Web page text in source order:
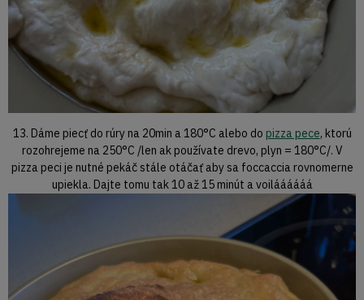
13. Dáme piecť do rúry na 20min a 180°C alebo do pizza pece, ktorú
rozohrejeme na 250°C /len ak používate drevo, plyn = 180°C/. V
pizza peci je nutné pekáč stále otáčať aby sa foccaccia rovnomerne
upiekla. Dajte tomu tak 10 až 15 minút a voiláááááá